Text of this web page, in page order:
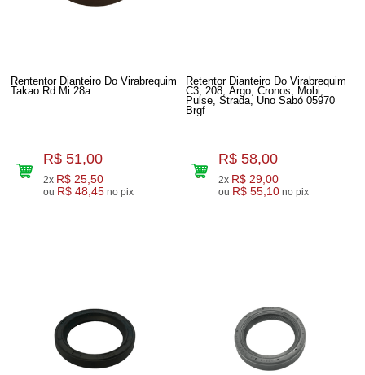
Rententor Dianteiro Do Virabrequim
Takao Rd Mi 28a
R$ 51,00
2x R$ 25,50
ou R$ 48,45 no pix
Retentor Dianteiro Do Virabrequim
C3, 208, Argo, Cronos, Mobi,
Pulse, Strada, Uno Sabó 05970
Brgf
R$ 58,00
2x R$ 29,00
ou R$ 55,10 no pix